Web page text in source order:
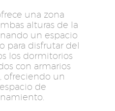
una zona
alturas de la
un espacio
para disfrutar del
los dormitorios
con armarios
ofreciendo un
de